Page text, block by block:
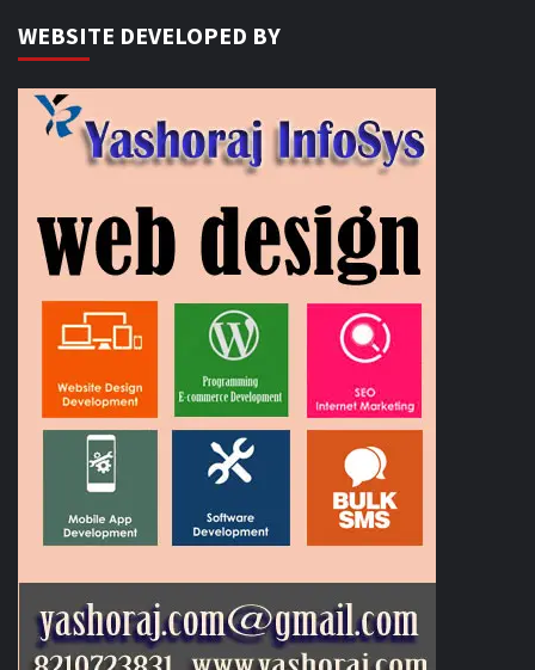
WEBSITE DEVELOPED BY